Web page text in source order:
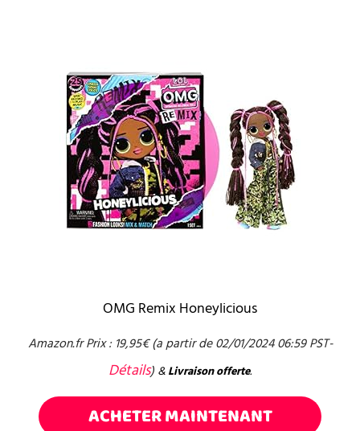
OMG Remix Honeylicious
Amazon.fr Prix : 19,95€(a partir de 02/01/2024 06:59 PST-
Détails) & Livraison offerte.
ACHETER MAINTENANT